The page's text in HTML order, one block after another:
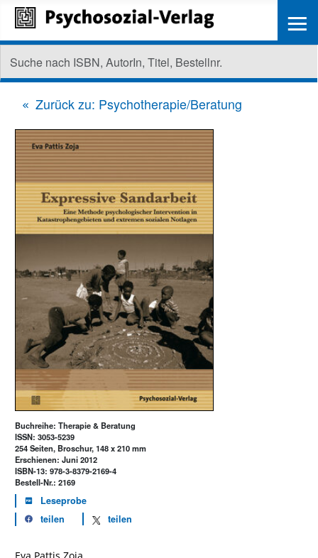
Zurück zu: Psychotherapie/Beratung
Buchreihe: Therapie & Beratung
ISSN: 3053-5239
254 Seiten, Broschur, 148 x 210 mm
Erschienen: Juni 2012
ISBN-13: 978-3-8379-2169-4
Bestell-Nr.: 2169
Leseprobe
teilen
teilen
≡